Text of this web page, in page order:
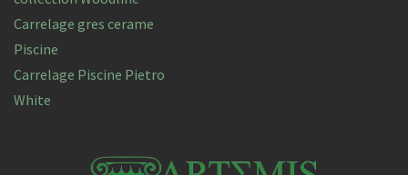
Carrelage gres cerame
Piscine
Carrelage Piscine Pietro
White